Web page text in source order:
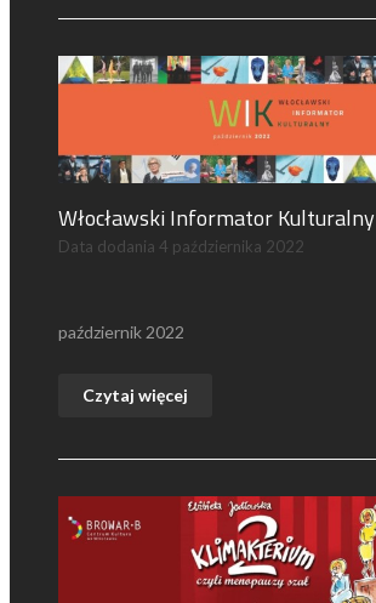
Włocławski Informator Kulturalny
Data dodania 4 października 2022
październik 2022
Czytaj więcej